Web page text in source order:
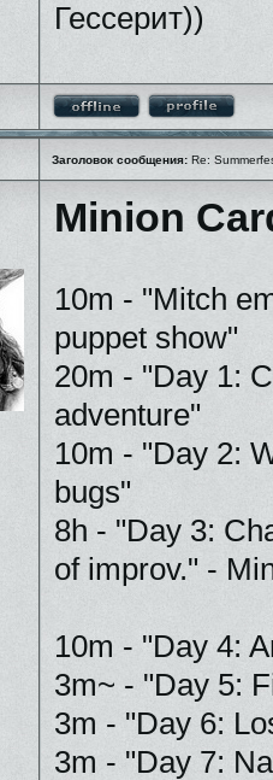
Гессерит))
Заголовок сообщения: Re:
Minion
10m - "Mitch
puppet show"
20m - "Day 1:
adventure"
10m - "Day 2:
bugs"
8h - "Day 3:
of improv." -
10m - "Day 4:
3m~ - "Day 5:
3m - "Day 6:
3m - "Day 7: